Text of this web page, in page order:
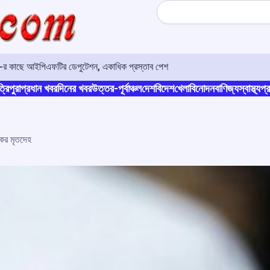
Search
কাছে আইপিএফটির ডেপুটেশন, একাধিক প্রস্তাব পেশ
প্রধান খবরদিনের খবরউত্তর-পূর্বাঞ্চলদেশবিদেশখেলাবিনোদনবাণিজ্যস্বাস্থ্য
মৃতদেহ